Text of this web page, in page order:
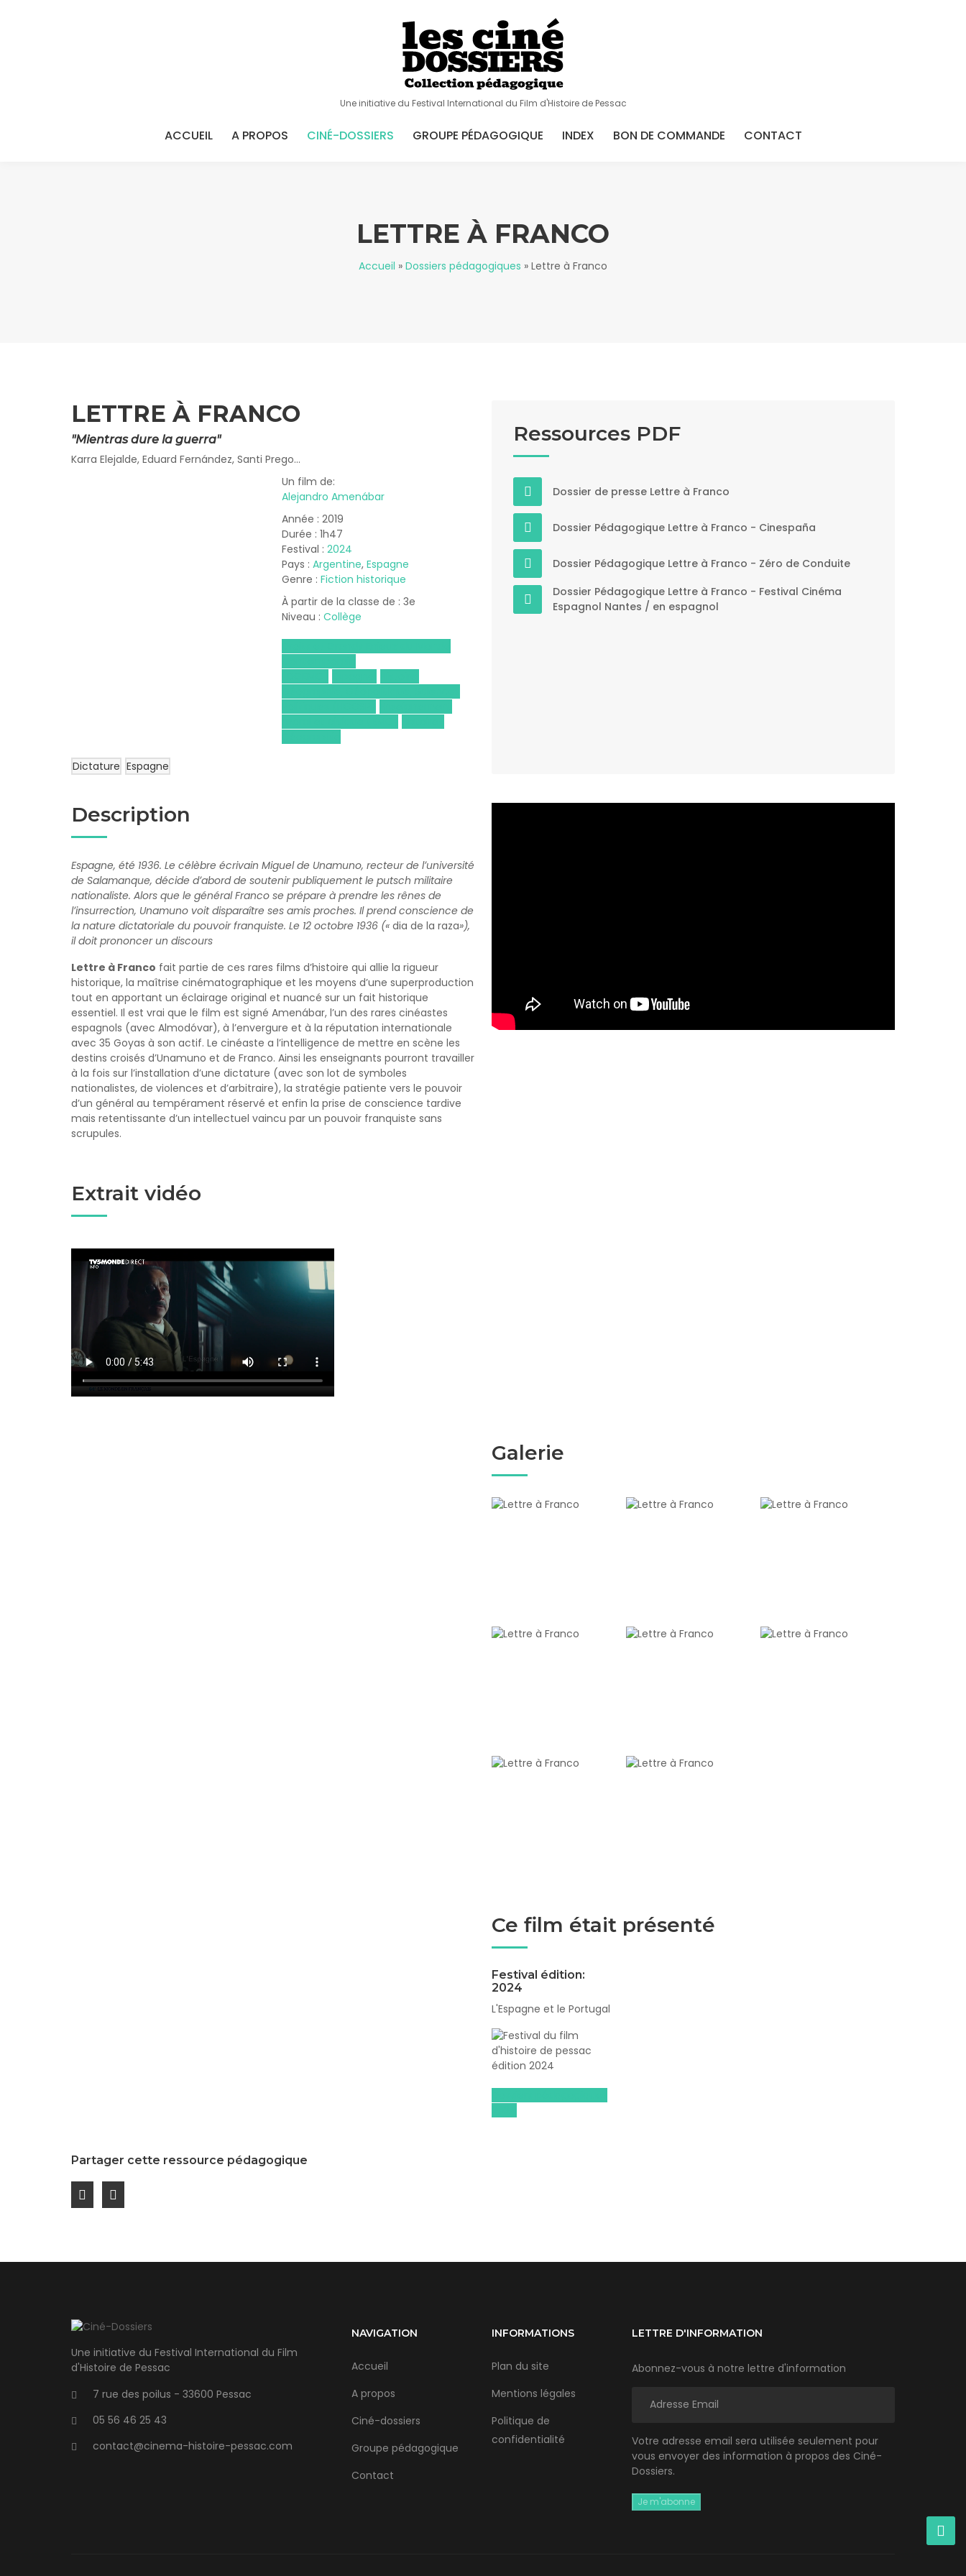
Une initiative du Festival International du Film d'Histoire de Pessac
ACCUEIL A PROPOS CINÉ-DOSSIERS GROUPE PÉDAGOGIQUE INDEX BON DE COMMANDE CONTACT
LETTRE À FRANCO
Accueil » Dossiers pédagogiques » Lettre à Franco
LETTRE À FRANCO
"Mientras dure la guerra"
Karra Elejalde, Eduard Fernández, Santi Prego...
Un film de:
Alejandro Amenábar
Année : 2019
Durée : 1h47
Festival : 2024
Pays : Argentine, Espagne
Genre : Fiction historique
À partir de la classe de : 3e
Niveau : Collège
Dictature Espagne
Ressources PDF
Dossier de presse Lettre à Franco
Dossier Pédagogique Lettre à Franco - Cinespaña
Dossier Pédagogique Lettre à Franco - Zéro de Conduite
Dossier Pédagogique Lettre à Franco - Festival Cinéma
Espagnol Nantes / en espagnol
Description
Espagne, été 1936. Le célèbre écrivain Miguel de Unamuno, recteur de lʼuniversité
de Salamanque, décide dʼabord de soutenir publiquement le putsch militaire
nationaliste. Alors que le général Franco se prépare à prendre les rênes de
lʼinsurrection, Unamuno voit disparaître ses amis proches. Il prend conscience de
la nature dictatoriale du pouvoir franquiste. Le 12 octobre 1936 (« dia de la raza»),
il doit prononcer un discours
Lettre à Franco fait partie de ces rares films dʼhistoire qui allie la rigueur
historique, la maîtrise cinématographique et les moyens dʼune superproduction
tout en apportant un éclairage original et nuancé sur un fait historique
essentiel. Il est vrai que le film est signé Amenábar, lʼun des rares cinéastes
espagnols (avec Almodóvar), à lʼenvergure et à la réputation internationale
avec 35 Goyas à son actif. Le cinéaste a lʼintelligence de mettre en scène les
destins croisés dʼUnamuno et de Franco. Ainsi les enseignants pourront travailler
à la fois sur lʼinstallation dʼune dictature (avec son lot de symboles
nationalistes, de violences et dʼarbitraire), la stratégie patiente vers le pouvoir
dʼun général au tempérament réservé et enfin la prise de conscience tardive
mais retentissante dʼun intellectuel vaincu par un pouvoir franquiste sans
scrupules.
Extrait vidéo
Galerie
Ce film était présenté
Festival édition:
2024
L'Espagne et le Portugal
Partager cette ressource pédagogique
Une initiative du Festival International du Film
d'Histoire de Pessac
7 rue des poilus - 33600 Pessac
05 56 46 25 43
contact@cinema-histoire-pessac.com
NAVIGATION
Accueil
A propos
Ciné-dossiers
Groupe pédagogique
Contact
INFORMATIONS
Plan du site
Mentions légales
Politique de
confidentialité
LETTRE D'INFORMATION
Abonnez-vous à notre lettre d'information
Votre adresse email sera utilisée seulement pour
vous envoyer des information à propos des Ciné-
Dossiers.